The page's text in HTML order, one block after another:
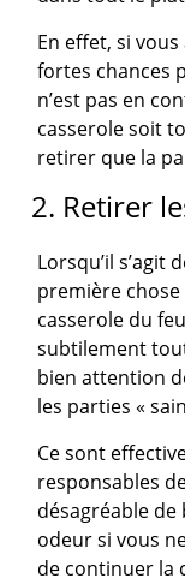
En effet, si
fortes chances
n’est pas en
casserole soit
retirer que la
2. Retirer
Lorsqu’il s’agit
première
casserole du
subtilement
bien attention
les parties «
Ce sont
responsables
désagréable
odeur si vous
de continuer la